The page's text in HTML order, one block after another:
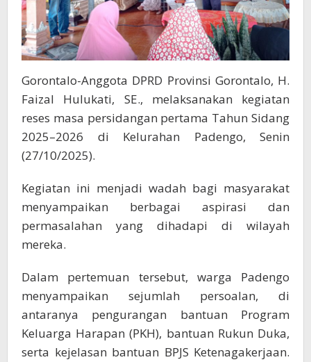
Gorontalo-Anggota DPRD Provinsi Gorontalo, H.
Faizal Hulukati, SE., melaksanakan kegiatan
reses masa persidangan pertama Tahun Sidang
2025–2026 di Kelurahan Padengo, Senin
(27/10/2025).
Kegiatan ini menjadi wadah bagi masyarakat
menyampaikan berbagai aspirasi dan
permasalahan yang dihadapi di wilayah
mereka.
Dalam pertemuan tersebut, warga Padengo
menyampaikan sejumlah persoalan, di
antaranya pengurangan bantuan Program
Keluarga Harapan (PKH), bantuan Rukun Duka,
serta kejelasan bantuan BPJS Ketenagakerjaan.